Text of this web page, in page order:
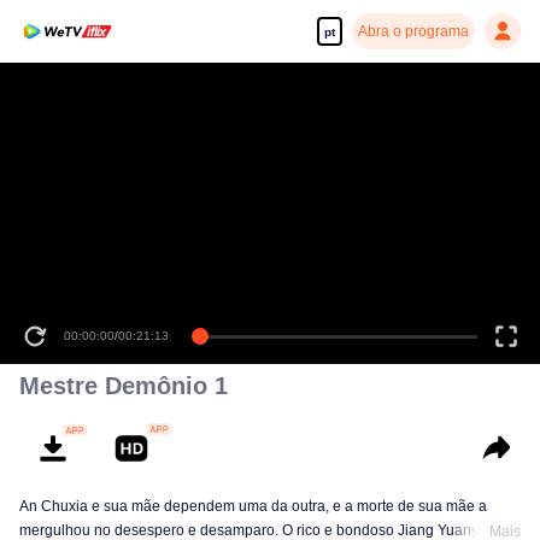
pt Abra o programa
00:00:00/00:21:13
Mestre Demônio 1
An Chuxia e sua mãe dependem uma da outra, e a morte de sua mãe a
mergulhou no desespero e desamparo. O rico e bondoso Jiang YuanyuanMais